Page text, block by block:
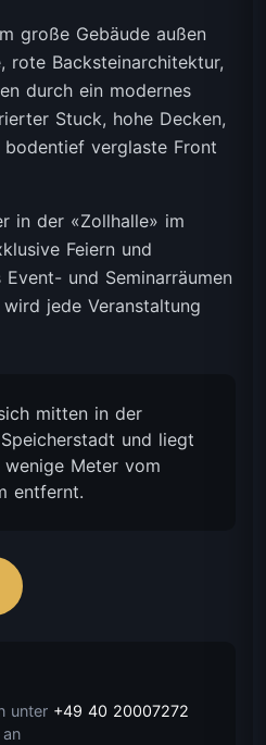
große Gebäude außen
rote Backsteinarchitektur,
durch ein modernes
Stuck, hohe Decken,
verglaste Front
in der «Zollhalle» im
Feiern und
und Seminarräumen
jede Veranstaltung
mitten in der
und liegt
Meter vom
entfernt.
unter +49 40 20007272